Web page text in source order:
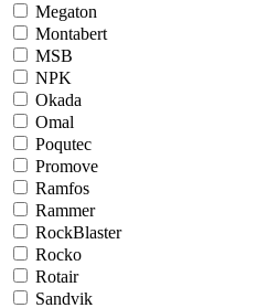
Megaton
Montabert
MSB
NPK
Okada
Omal
Poqutec
Promove
Ramfos
Rammer
RockBlaster
Rocko
Rotair
Sandvik